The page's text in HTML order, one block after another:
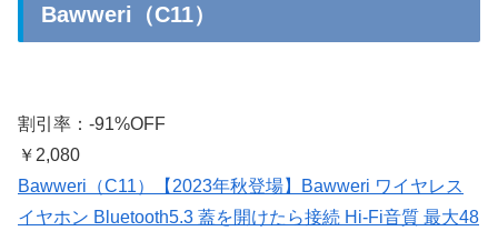
Bawweri（C11）
割引率：-91%OFF
￥2,080
Bawweri（C11）【2023年秋登場】Bawweri ワイヤレス
イヤホン Bluetooth5.3 蓋を開けたら接続 Hi-Fi音質 最大48